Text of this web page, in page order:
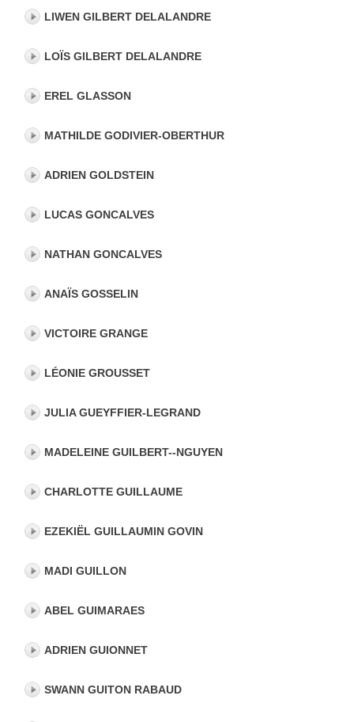
LIWEN GILBERT DELALANDRE
LOÏS GILBERT DELALANDRE
EREL GLASSON
MATHILDE GODIVIER-OBERTHUR
ADRIEN GOLDSTEIN
LUCAS GONCALVES
NATHAN GONCALVES
ANAÏS GOSSELIN
VICTOIRE GRANGE
LÉONIE GROUSSET
JULIA GUEYFFIER-LEGRAND
MADELEINE GUILBERT--NGUYEN
CHARLOTTE GUILLAUME
EZEKIËL GUILLAUMIN GOVIN
MADI GUILLON
ABEL GUIMARAES
ADRIEN GUIONNET
SWANN GUITON RABAUD